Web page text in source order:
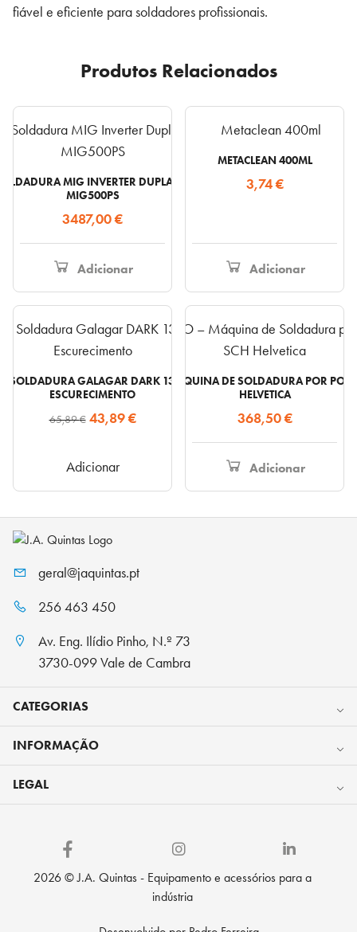
fiável e eficiente para soldadores profissionais.
Produtos Relacionados
MIG INVERTER DUPLA PULSADA ROLUK
MIG500PS
3487,00€
Adicionar
METACLEAN 400ML
3,74€
Adicionar
SOLDADURA GALAGAR DARK 135998 – AUTO-
ESCURECIMENTO
65,89€ O
original
43,89€O
Adicionar
SPOT 100 ECO – MÁQUINA DE SOLDADURA POR
HELVETICA
368,50€
Adicionar
geral@jaquintas.pt
256 463 450
Av. Eng. Ilídio Pinho, N.º 73
3730-099 Vale de Cambra
CATEGORIAS
INFORMAÇÃO
LEGAL
2026 © J.A. Quintas - Equipamento e acessórios para a
indústria